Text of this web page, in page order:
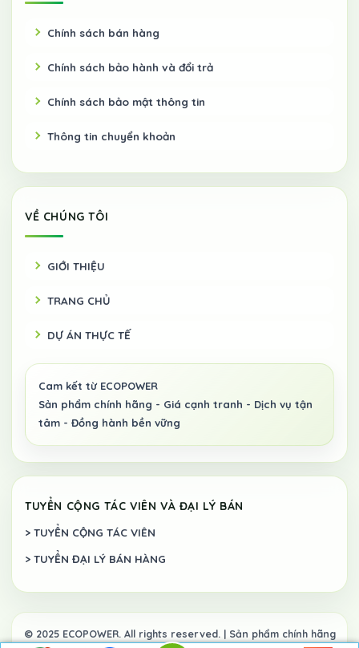
Chính sách bán hàng
Chính sách bảo hành và đổi trả
Chính sách bảo mật thông tin
Thông tin chuyển khoản
VỀ CHÚNG TÔI
GIỚI THIỆU
TRANG CHỦ
DỰ ÁN THỰC TẾ
TUYỂN CỘNG TÁC VIÊN VÀ ĐẠI LÝ BÁN
> TUYỂN CỘNG TÁC VIÊN
> TUYỂN ĐẠI LÝ BÁN HÀNG